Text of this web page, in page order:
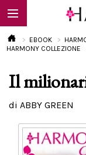
EBOOK
EBOOK
HARMONY COLLEZIONE
Il
di ABBY GREEN